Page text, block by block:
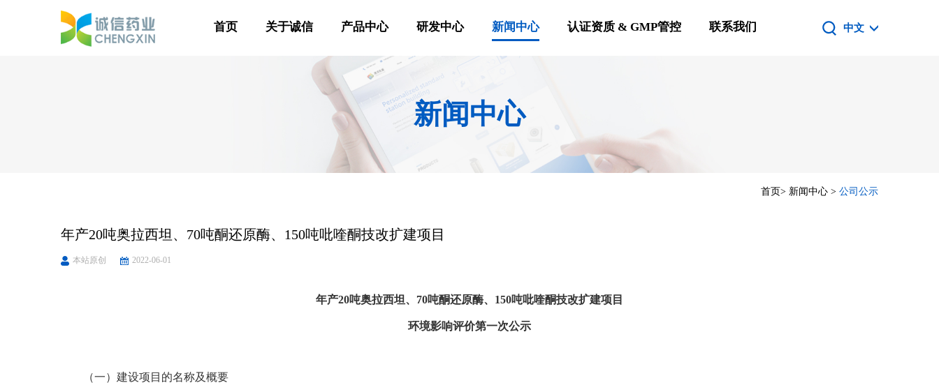
首页 关于诚信 产品中心 研发中心 新闻中心 认证资质 & GMP管控 联系我们 中文
新闻中心
首页> 新闻中心 > 公司公示
年产20吨奥拉西坦、70吨酮还原酶、150吨吡喹酮技改扩建项目
本站原创 2022-06-01
年产20吨奥拉西坦、70吨酮还原酶、150吨吡喹酮技改扩建项目
环境影响评价第一次公示
（一）建设项目的名称及概要